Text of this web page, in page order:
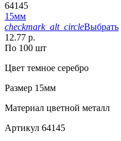
64145
15мм
checkmark_alt_circleВыбрать
12.77 р.
По 100 шт
Цвет темное серебро
Размер 15мм
Материал цветной металл
Артикул 64145